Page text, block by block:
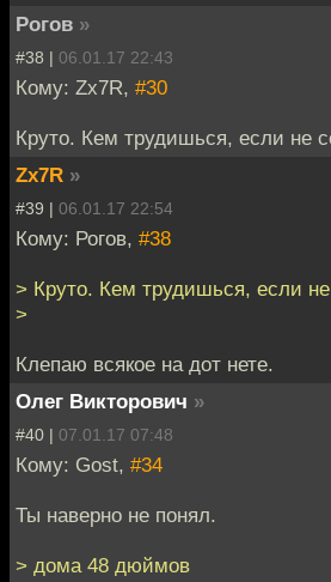
Рогов »
#38 | 06.01.17 22:43
Кому: Zx7R, #30
Круто. Кем трудишься, если не
Zx7R »
#39 | 06.01.17 22:54
Кому: Рогов, #38
> Круто. Кем трудишься, если не
>
Клепаю всякое на дот нете.
Олег Викторович »
#40 | 07.01.17 07:48
Кому: Gost, #34
Ты наверно не понял.
> дома 48 дюймов